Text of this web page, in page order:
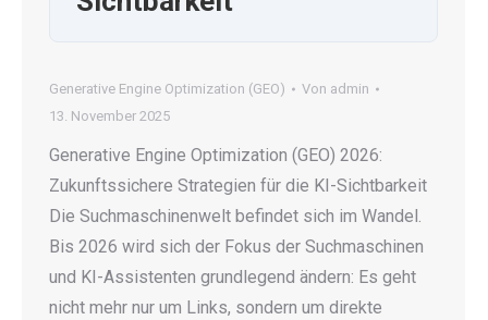
Generative Engine Optimization (GEO) Von admin
13. November 2025
Generative Engine Optimization (GEO) 2026:
Zukunftssichere Strategien für die KI-Sichtbarkeit
Die Suchmaschinenwelt befindet sich im Wandel.
Bis 2026 wird sich der Fokus der Suchmaschinen
und KI-Assistenten grundlegend ändern: Es geht
nicht mehr nur um Links, sondern um direkte